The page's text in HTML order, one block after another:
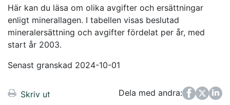
Här kan du läsa om olika avgifter och ersättningar
enligt minerallagen. I tabellen visas beslutad
mineralersättning och avgifter fördelat per år, med
start år 2003.
Senast granskad 2024-10-01
Skriv ut Dela med andra:
FacebookTwitter
LinkedIn